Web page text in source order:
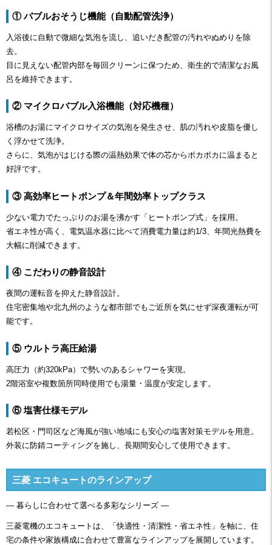
① バブルおそうじ機能（自動配管洗浄）
入浴後に自動で微細な気泡を流し、追いだき配管の汚れやぬめりを除
去。
目に見えない配管内部を毎回クリーンに保つため、衛生的で清潔なお風
呂を維持できます。
② マイクロバブル入浴機能（対応機種）
浴槽のお湯にマイクロサイズの気泡を発生させ、肌の汚れや皮脂を優し
く浮かせて洗浄。
さらに、気泡がはじける際の温熱効果で体の芯からポカポカに温まると
好評です。
③ 高効率ヒートポンプ＆年間効率トップクラス
少ない電力でたっぷりのお湯を沸かす「ヒートポンプ式」を採用。
省エネ性が高く、電気温水器に比べて消費電力量は約1/3、年間光熱費を
大幅に削減できます。
④ こだわりの静音設計
夜間の運転音を抑えた静音設計。
住宅密集地や北九州のような都市部でもご近所を気にせず深夜運転が可
能です。
⑤ ウルトラ高圧給湯
高圧力（約320kPa）で勢いのあるシャワーを実現。
2階浴室や複数箇所同時使用でも湯量・温度が安定します。
⑥ 塩害仕様モデル
若松区・門司区など海風が強い地域にも安心の塩害対策モデルを用意。
外装に防錆コーティングを施し、長期間安心して使用できます。
三菱 エコキュートのラインアップ
― 暮らしに合わせて選べる多彩なシリーズ ―
三菱電機のエコキュートは、「快適性・清潔性・省エネ性」を軸に、住
宅の条件や家族構成に合わせて豊富なラインアップを展開しています。